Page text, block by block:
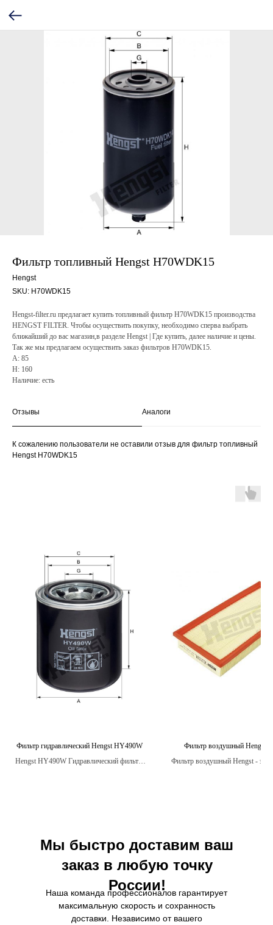
Фильтр топливный Hengst H70WDK15
Hengst
SKU: H70WDK15
Hengst-filter.ru предлагает купить топливный фильтр H70WDK15 производства
HENGST FILTER. Чтобы осуществить покупку, необходимо сперва выбрать
ближайший до вас магазин,в разделе Hengst | Где купить, далее наличие и цены.
Так же мы предлагаем осуществить заказ фильтров H70WDK15.
A: 85
H: 160
Наличие: есть
Отзывы Аналоги
К сожалению пользователи не оставили отзыв для фильтр топливный
Hengst H70WDK15
Фильтр гидравлический Hengst HY490W
Hengst HY490W Гидравлический фильтр:
Фильтр воздушный Hengst
Фильтр воздушный Hengst - это
Мы быстро доставим ваш
заказ в любую точку
России!
Наша команда профессионалов гарантирует
максимальную скорость и сохранность
доставки. Независимо от вашего